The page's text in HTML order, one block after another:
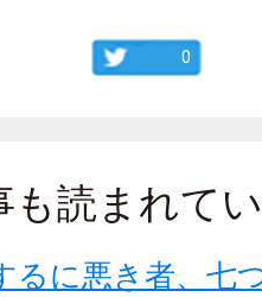
0
も読まれて
るに悪き者、七